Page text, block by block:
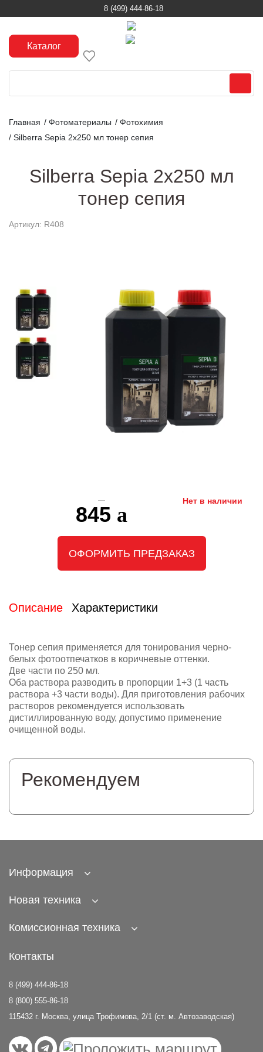
8 (499) 444-86-18
Каталог
Главная / Фотоматериалы / Фотохимия
/ Silberra Sepia 2х250 мл тонер сепия
Silberra Sepia 2х250 мл
тонер сепия
Артикул: R408
Нет в наличии
845
ОФОРМИТЬ ПРЕДЗАКАЗ
Описание Характеристики
Тонер сепия применяется для тонирования черно-
белых фотоотпечатков в коричневые оттенки.
Две части по 250 мл.
Оба раствора разводить в пропорции 1+3 (1 часть
раствора +3 части воды). Для приготовления рабочих
растворов рекомендуется использовать
дистиллированную воду, допустимо применение
очищенной воды.
Рекомендуем
Информация
Новая техника
Комиссионная техника
Контакты
8 (499) 444-86-18
8 (800) 555-86-18
115432 г. Москва, улица Трофимова, 2/1 (ст. м. Автозаводская)